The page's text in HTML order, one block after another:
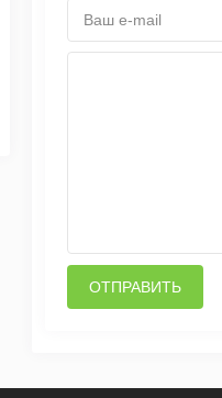
ОТПРАВИТЬ